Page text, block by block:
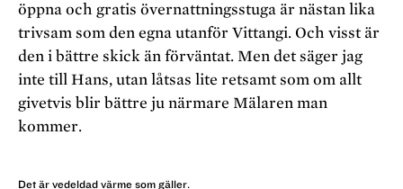
öppna och gratis övernattningsstuga är nästan lika
trivsam som den egna utanför Vittangi. Och visst är
den i bättre skick än förväntat. Men det säger jag
inte till Hans, utan låtsas lite retsamt som om allt
givetvis blir bättre ju närmare Mälaren man
kommer.
Det är vedeldad värme som gäller.